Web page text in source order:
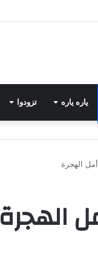
ياره ياره تزودوا
الهجرة
الهجرة